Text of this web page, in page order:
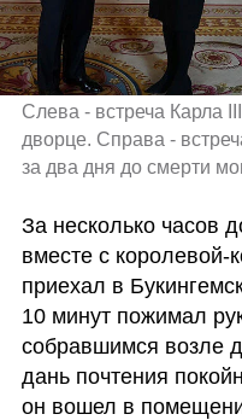
Слева - встреча Карла
дворце. Справа -
за два дня до смерти
За несколько часов
вместе с королевой-
приехал в
10 минут пожимал
собравшимся возле
дань почтения
он вошел в